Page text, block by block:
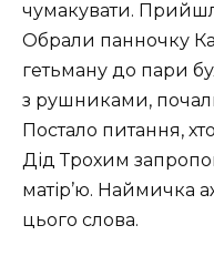
чумакувати.
Обрали панночку
гетьману до пари
з рушниками,
Постало питання,
Дід Трохим
матір’ю. Наймичка
цього слова.